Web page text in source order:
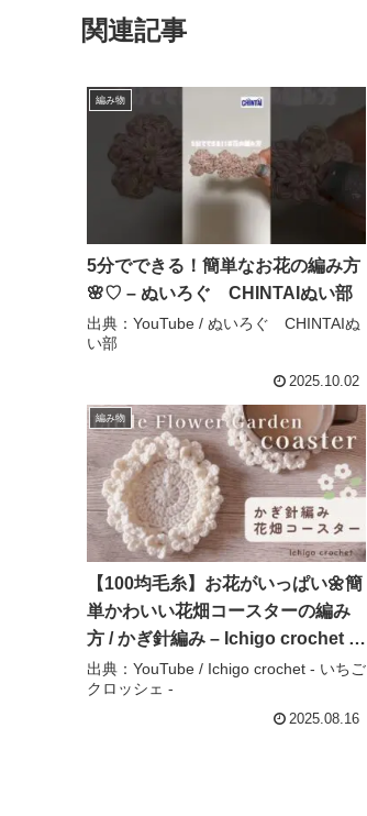
関連記事
編み物
5分でできる！簡単なお花の編み方
🌸♡ – ぬいろぐ CHINTAIぬい部
出典：YouTube / ぬいろぐ CHINTAIぬ
い部
2025.10.02
編み物
【100均毛糸】お花がいっぱい🌼簡
単かわいい花畑コースターの編み
方 / かぎ針編み – Ichigo crochet –
いちごクロッシェ –
出典：YouTube / Ichigo crochet - いちご
クロッシェ -
2025.08.16